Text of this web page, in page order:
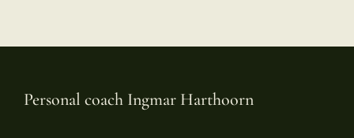
Personal coach Ingmar Harthoorn